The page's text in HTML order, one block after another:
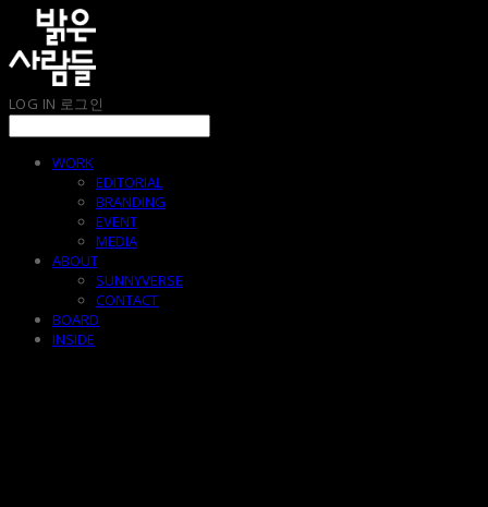
LOG IN 로그인
WORK
EDITORIAL
BRANDING
EVENT
MEDIA
ABOUT
SUNNYVERSE
CONTACT
BOARD
INSIDE